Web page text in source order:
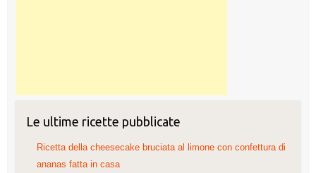
Le ultime ricette pubblicate
Ricetta della cheesecake bruciata al limone con confettura di
ananas fatta in casa